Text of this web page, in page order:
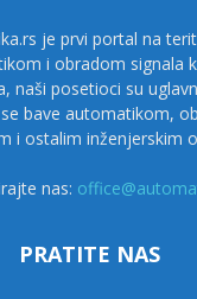
je prvi portal na
i obradom signala
naši posetioci su
bave automatikom,
i ostalim inženjerskim
nas:
PRATITE NAS